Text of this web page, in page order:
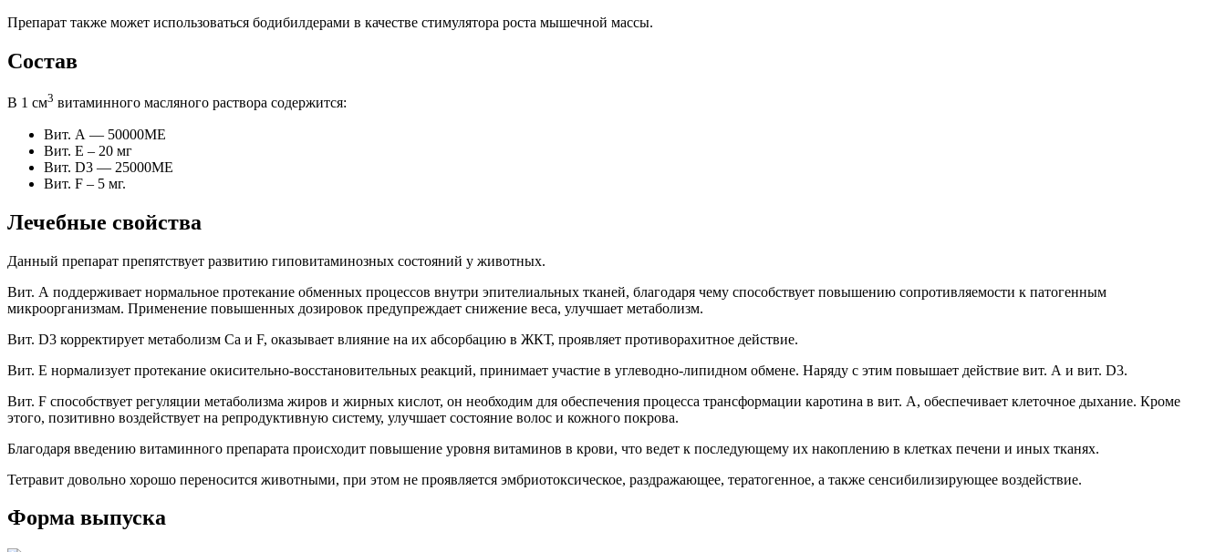
Препарат также может использоваться бодибилдерами в качестве стимулятора роста мышечной массы.
Состав
В 1 см3 витаминного масляного раствора содержится:
Вит. А — 50000МЕ
Вит. Е – 20 мг
Вит. D3 — 25000МЕ
Вит. F – 5 мг.
Лечебные свойства
Данный препарат препятствует развитию гиповитаминозных состояний у животных.
Вит. А поддерживает нормальное протекание обменных процессов внутри эпителиальных тканей, благодаря чему способствует повышению сопротивляемости к патогенным
микроорганизмам. Применение повышенных дозировок предупреждает снижение веса, улучшает метаболизм.
Вит. D3 корректирует метаболизм Са и F, оказывает влияние на их абсорбацию в ЖКТ, проявляет противорахитное действие.
Вит. Е нормализует протекание окисительно-восстановительных реакций, принимает участие в углеводно-липидном обмене. Наряду с этим повышает действие вит. А и вит. D3.
Вит. F способствует регуляции метаболизма жиров и жирных кислот, он необходим для обеспечения процесса трансформации каротина в вит. А, обеспечивает клеточное дыхание. Кроме
этого, позитивно воздействует на репродуктивную систему, улучшает состояние волос и кожного покрова.
Благодаря введению витаминного препарата происходит повышение уровня витаминов в крови, что ведет к последующему их накоплению в клетках печени и иных тканях.
Тетравит довольно хорошо переносится животными, при этом не проявляется эмбриотоксическое, раздражающее, тератогенное, а также сенсибилизирующее воздействие.
Форма выпуска